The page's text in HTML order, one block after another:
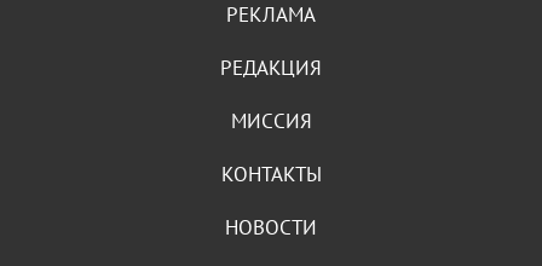
РЕКЛАМА
РЕДАКЦИЯ
МИССИЯ
КОНТАКТЫ
НОВОСТИ